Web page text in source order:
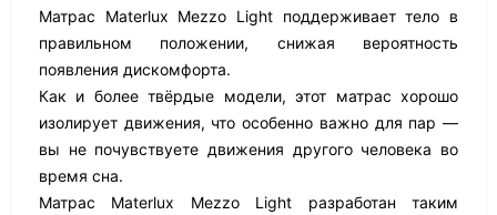
Матрас Materlux Mezzo Light поддерживает тело в
правильном положении, снижая вероятность
появления дискомфорта.
Как и более твёрдые модели, этот матрас хорошо
изолирует движения, что особенно важно для пар —
вы не почувствуете движения другого человека во
время сна.
Матрас Materlux Mezzo Light разработан таким